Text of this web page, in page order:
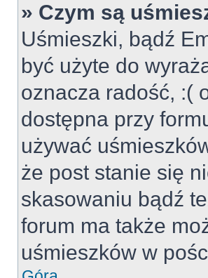
» Czym są
Uśmieszki, bądź
być użyte do
oznacza radość, :(
dostępna przy
używać
że post stanie się
skasowaniu bądź
forum ma także
uśmieszków w